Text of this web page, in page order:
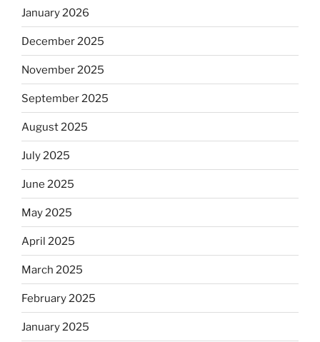
January 2026
December 2025
November 2025
September 2025
August 2025
July 2025
June 2025
May 2025
April 2025
March 2025
February 2025
January 2025